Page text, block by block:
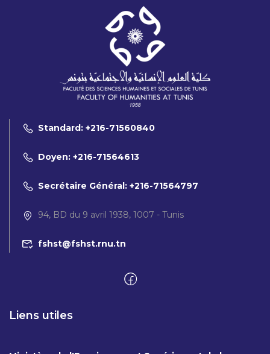
Standard: +216-71560840
Doyen: +216-71564613
Secrétaire Général: +216-71564797
94, BD du 9 avril 1938, 1007 - Tunis
fshst@fshst.rnu.tn
Liens utiles